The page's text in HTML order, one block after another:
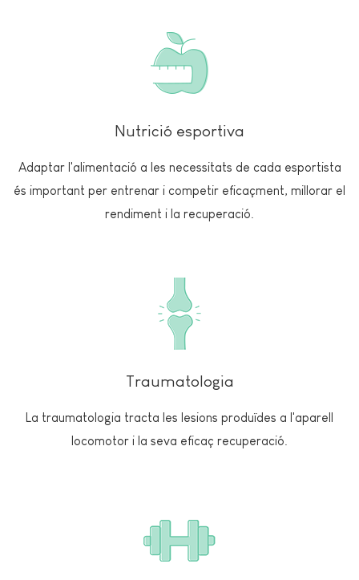
Nutrició esportiva
Adaptar l'alimentació a les necessitats de cada esportista
és important per entrenar i competir eficaçment, millorar el
rendiment i la recuperació.
Traumatologia
La traumatologia tracta les lesions produïdes a l'aparell
locomotor i la seva eficaç recuperació.